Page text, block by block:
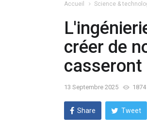
Accueil Science &
créer de
casseront
13 Septembre 2025 1874
Share Tweet